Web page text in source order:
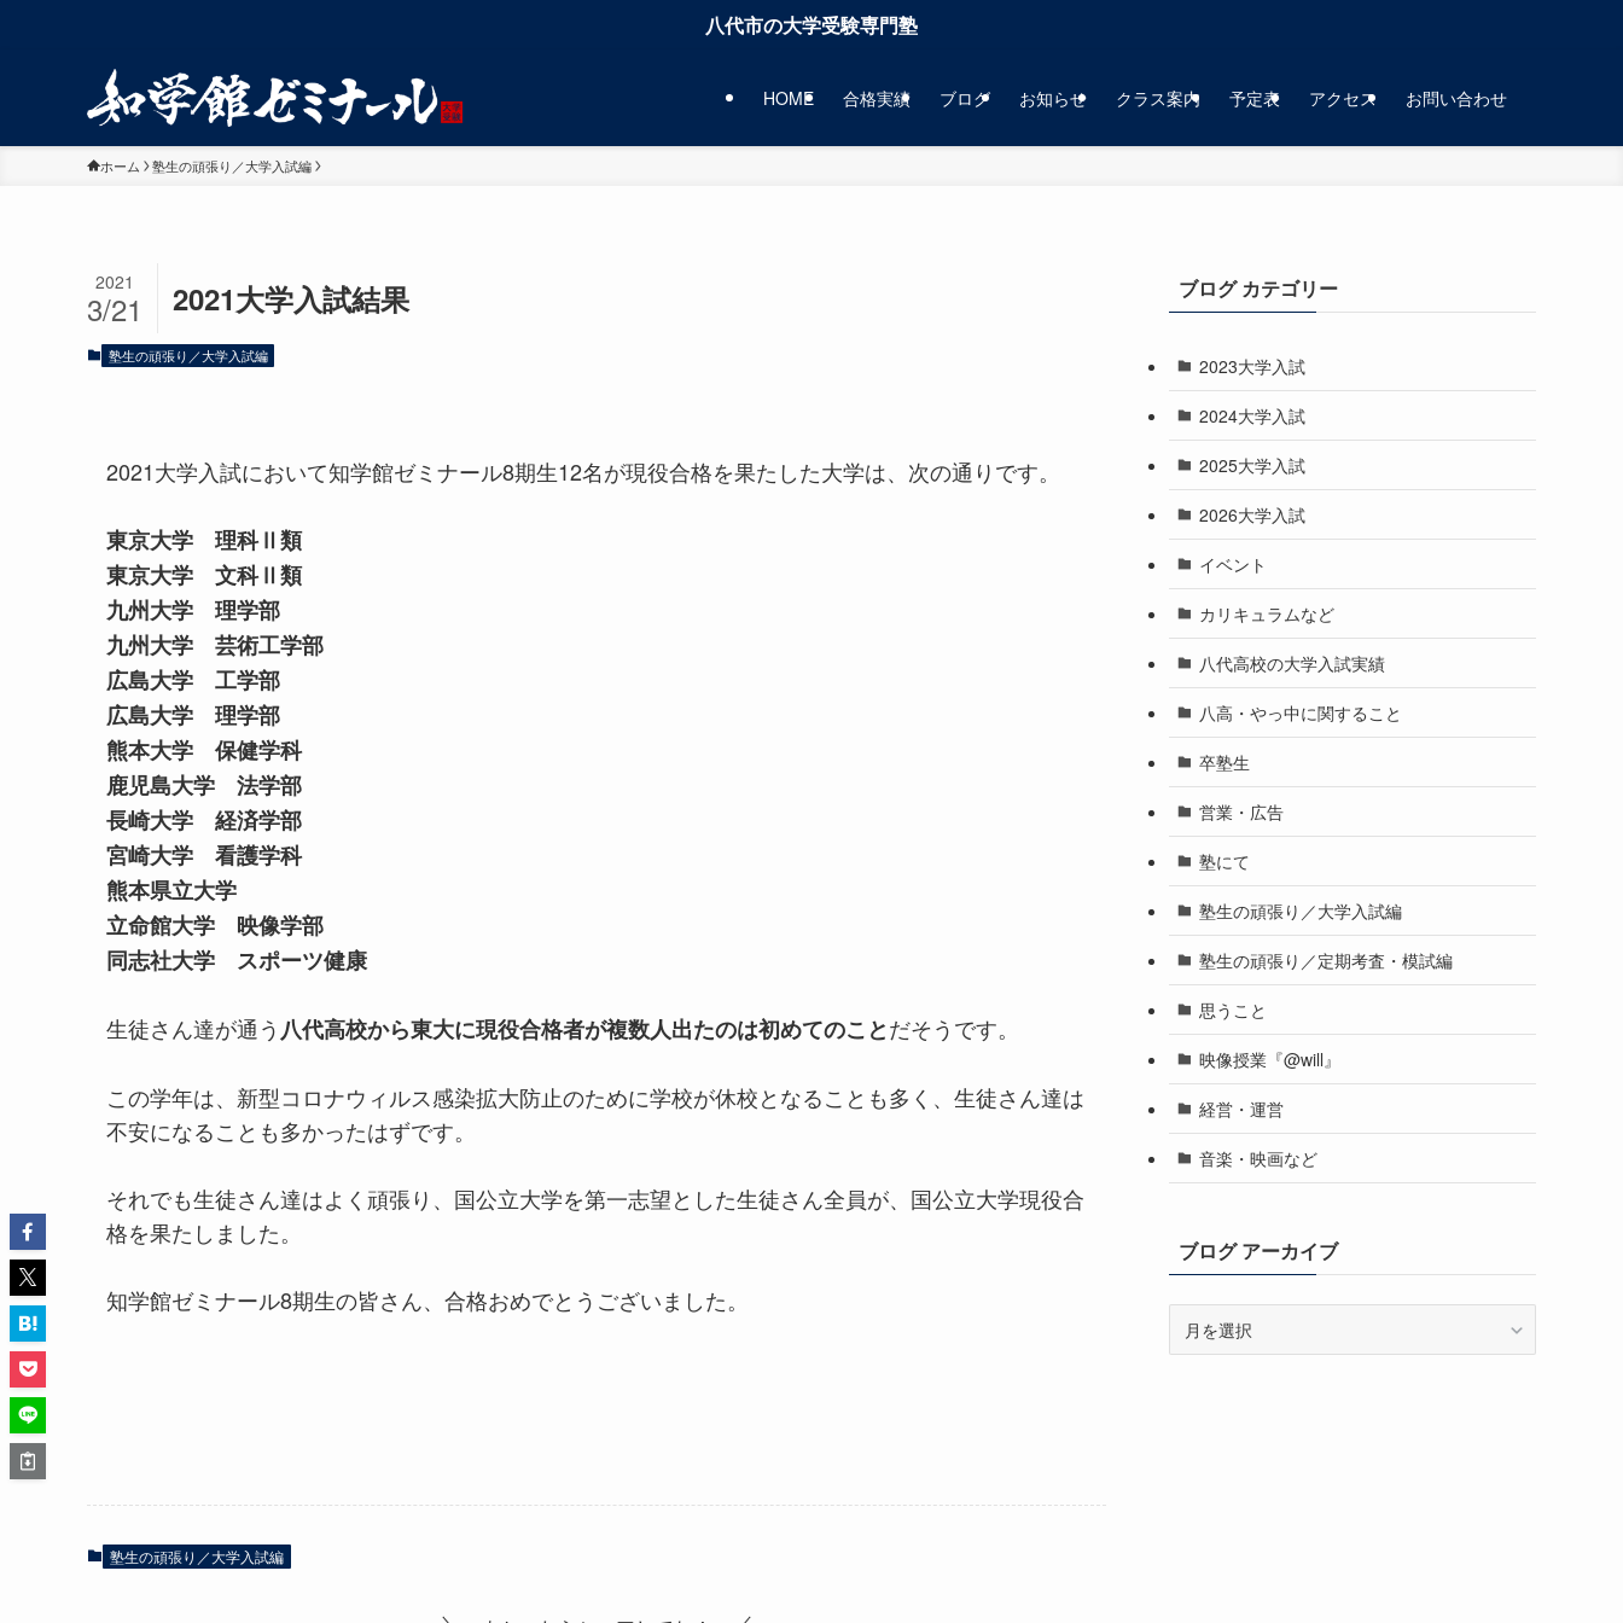
八代市の大学受験専門塾
HOME 合格実績 ブログ お知らせ クラス案内 予定表 アクセス お問い合わせ
ホーム 塾生の頑張り／大学入試編
2021大学入試結果
2021
3/21
塾生の頑張り／大学入試編
2021大学入試において知学館ゼミナール8期生12名が現役合格を果たした大学は、次の通りです。
東京大学 理科Ⅱ類
東京大学 文科Ⅱ類
九州大学 理学部
九州大学 芸術工学部
広島大学 工学部
広島大学 理学部
熊本大学 保健学科
鹿児島大学 法学部
長崎大学 経済学部
宮崎大学 看護学科
熊本県立大学
立命館大学 映像学部
同志社大学 スポーツ健康
生徒さん達が通う 八代高校から東大に現役合格者が複数人出たのは初めてのことだそうです。
この学年は、新型コロナウィルス感染拡大防止のために学校が休校となることも多く、生徒さん達は
不安になることも多かったはずです。
それでも生徒さん達はよく頑張り、国公立大学を第一志望とした生徒さん全員が、国公立大学現役合
格を果たしました。
知学館ゼミナール8期生の皆さん、合格おめでとうございました。
塾生の頑張り／大学入試編
ブログ カテゴリー
2023大学入試
2024大学入試
2025大学入試
2026大学入試
イベント
カリキュラムなど
八代高校の大学入試実績
八高・やっ中に関すること
卒塾生
営業・広告
塾にて
塾生の頑張り／大学入試編
塾生の頑張り／定期考査・模試編
思うこと
映像授業『@will』
経営・運営
音楽・映画など
ブログ アーカイブ